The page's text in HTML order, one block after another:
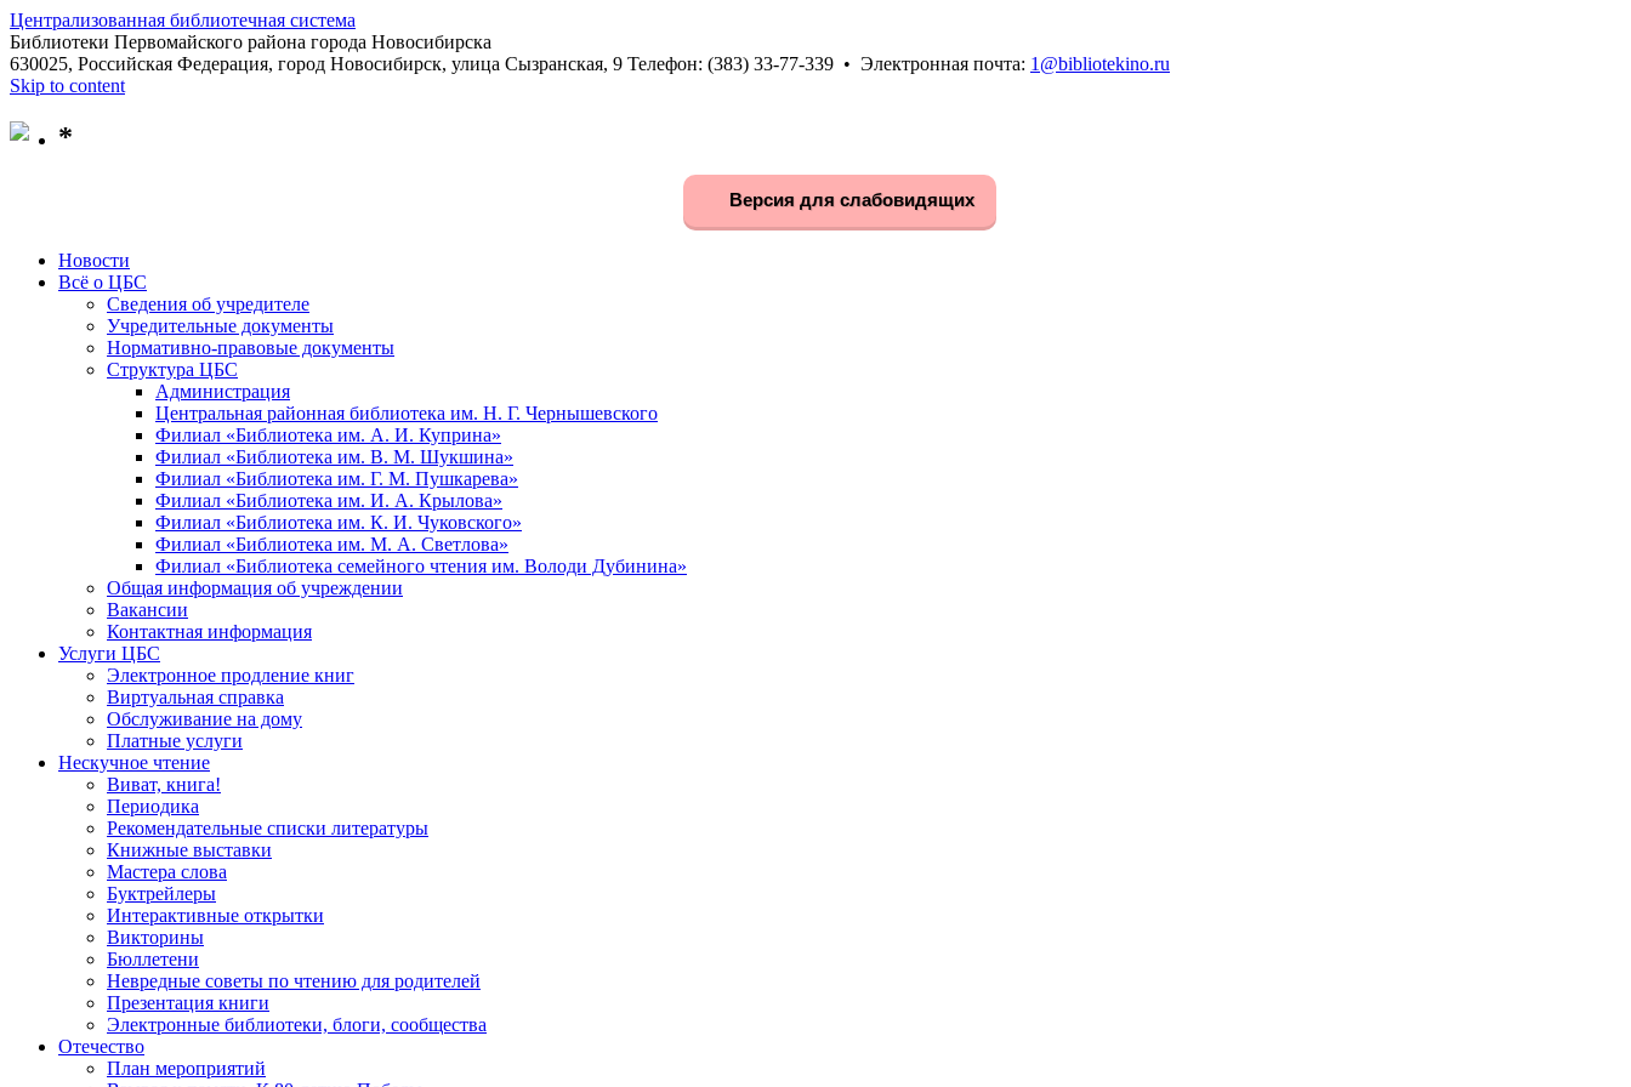
Централизованная библиотечная система
Библиотеки Первомайского района города Новосибирска
630025, Российская Федерация, город Новосибирск, улица Сызранская, 9 Телефон: (383) 33-77-339 • Электронная почта: 1@bibliotekino.ru
Skip to content
*
Версия для слабовидящих
Новости
Всё о ЦБС
Сведения об учредителе
Учредительные документы
Нормативно-правовые документы
Структура ЦБС
Администрация
Центральная районная библиотека им. Н. Г. Чернышевского
Филиал «Библиотека им. А. И. Куприна»
Филиал «Библиотека им. В. М. Шукшина»
Филиал «Библиотека им. Г. М. Пушкарева»
Филиал «Библиотека им. И. А. Крылова»
Филиал «Библиотека им. К. И. Чуковского»
Филиал «Библиотека им. М. А. Светлова»
Филиал «Библиотека семейного чтения им. Володи Дубинина»
Общая информация об учреждении
Вакансии
Контактная информация
Услуги ЦБС
Электронное продление книг
Виртуальная справка
Обслуживание на дому
Платные услуги
Нескучное чтение
Виват, книга!
Периодика
Рекомендательные списки литературы
Книжные выставки
Мастера слова
Буктрейлеры
Интерактивные открытки
Викторины
Бюллетени
Невредные советы по чтению для родителей
Презентация книги
Электронные библиотеки, блоги, сообщества
Отечество
План мероприятий